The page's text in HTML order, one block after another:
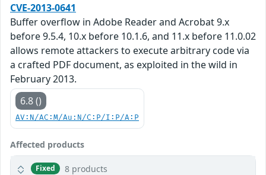
CVE-2013-0641
Buffer overflow in Adobe Reader and Acrobat 9.x
before 9.5.4, 10.x before 10.1.6, and 11.x before 11.0.02
allows remote attackers to execute arbitrary code via
a crafted PDF document, as exploited in the wild in
February 2013.
6.8 ()
AV:N/AC:M/Au:N/C:P/I:P/A:P
Affected products
Fixed 8 products